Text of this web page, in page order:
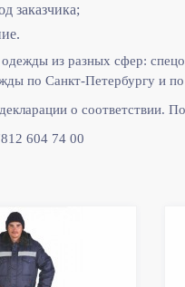
заказчика;
из разных сфер:
по Санкт-Петербургу и
о соответствии.
604 74 00